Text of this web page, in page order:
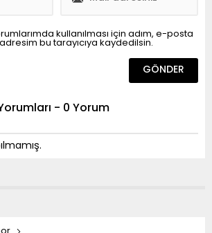
kullanılması için adım, e-posta
bu tarayıcıya kaydedilsin.
- 0 Yorum